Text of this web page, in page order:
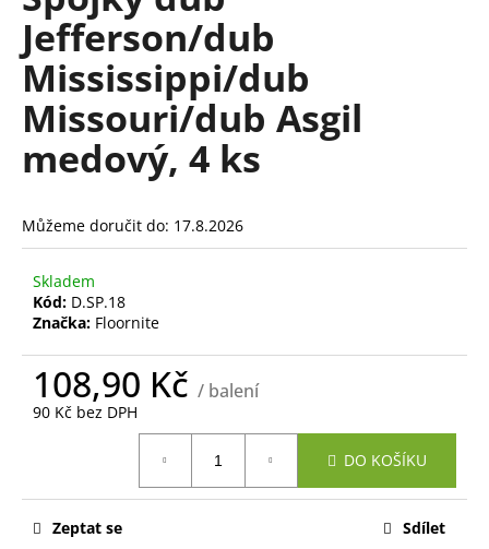
0,0
5
hvězdiček.
Jefferson/dub
Mississippi/dub
Missouri/dub Asgil
medový, 4 ks
Můžeme doručit do: 17.8.2026
Skladem
Kód: D.SP.18
Značka: Floornite
108,90 Kč / balení
90 Kč bez DPH
DO KOŠÍKU
Zeptat se Sdílet
a
j
í
t
?
HLEDAT
D
o
č
u